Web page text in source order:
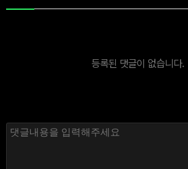
등록된 댓글이 없습니다.